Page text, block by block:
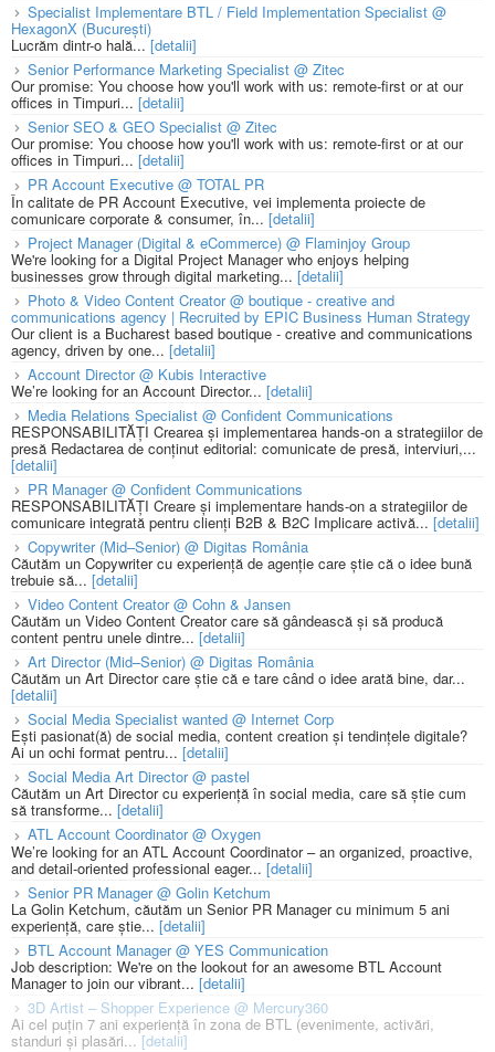
Specialist Implementare BTL / Field Implementation Specialist @
HexagonX (București)
Lucrăm dintr-o hală... [detalii]
Senior Performance Marketing Specialist @ Zitec
Our promise: You choose how you'll work with us: remote-first or at our
offices in Timpuri... [detalii]
Senior SEO & GEO Specialist @ Zitec
Our promise: You choose how you'll work with us: remote-first or at our
offices in Timpuri... [detalii]
PR Account Executive @ TOTAL PR
În calitate de PR Account Executive, vei implementa proiecte de
comunicare corporate & consumer, în... [detalii]
Project Manager (Digital & eCommerce) @ Flaminjoy Group
We're looking for a Digital Project Manager who enjoys helping
businesses grow through digital marketing... [detalii]
Photo & Video Content Creator @ boutique - creative and
communications agency | Recruited by EPIC Business Human Strategy
Our client is a Bucharest based boutique - creative and communications
agency, driven by one... [detalii]
Account Director @ Kubis Interactive
We’re looking for an Account Director... [detalii]
Media Relations Specialist @ Confident Communications
RESPONSABILITĂȚI Crearea și implementarea hands-on a strategiilor de
presă Redactarea de conținut editorial: comunicate de presă, interviuri,...
[detalii]
PR Manager @ Confident Communications
RESPONSABILITĂȚI Creare și implementare hands-on a strategiilor de
comunicare integrată pentru clienți B2B & B2C Implicare activă... [detalii]
Copywriter (Mid–Senior) @ Digitas România
Căutăm un Copywriter cu experiență de agenție care știe că o idee bună
trebuie să... [detalii]
Video Content Creator @ Cohn & Jansen
Căutăm un Video Content Creator care să gândească și să producă
content pentru unele dintre... [detalii]
Art Director (Mid–Senior) @ Digitas România
Căutăm un Art Director care știe că e tare când o idee arată bine, dar...
[detalii]
Social Media Specialist wanted @ Internet Corp
Ești pasionat(ă) de social media, content creation și tendințele digitale?
Ai un ochi format pentru... [detalii]
Social Media Art Director @ pastel
Căutăm un Art Director cu experiență în social media, care să știe cum
să transforme... [detalii]
ATL Account Coordinator @ Oxygen
We’re looking for an ATL Account Coordinator – an organized, proactive,
and detail-oriented professional eager... [detalii]
Senior PR Manager @ Golin Ketchum
La Golin Ketchum, căutăm un Senior PR Manager cu minimum 5 ani
experiență, care știe... [detalii]
BTL Account Manager @ YES Communication
Job description: We're on the lookout for an awesome BTL Account
Manager to join our vibrant... [detalii]
3D Artist – Shopper Experience @ Mercury360
Ai cel puțin 7 ani experiență în zona de BTL (evenimente, activări,
standuri și plasări...[detalii]